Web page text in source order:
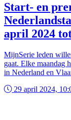
Start- en
april 2024
MijnSerie leden
gaat. Elke maandag
in Nederland en
29 april 2024,